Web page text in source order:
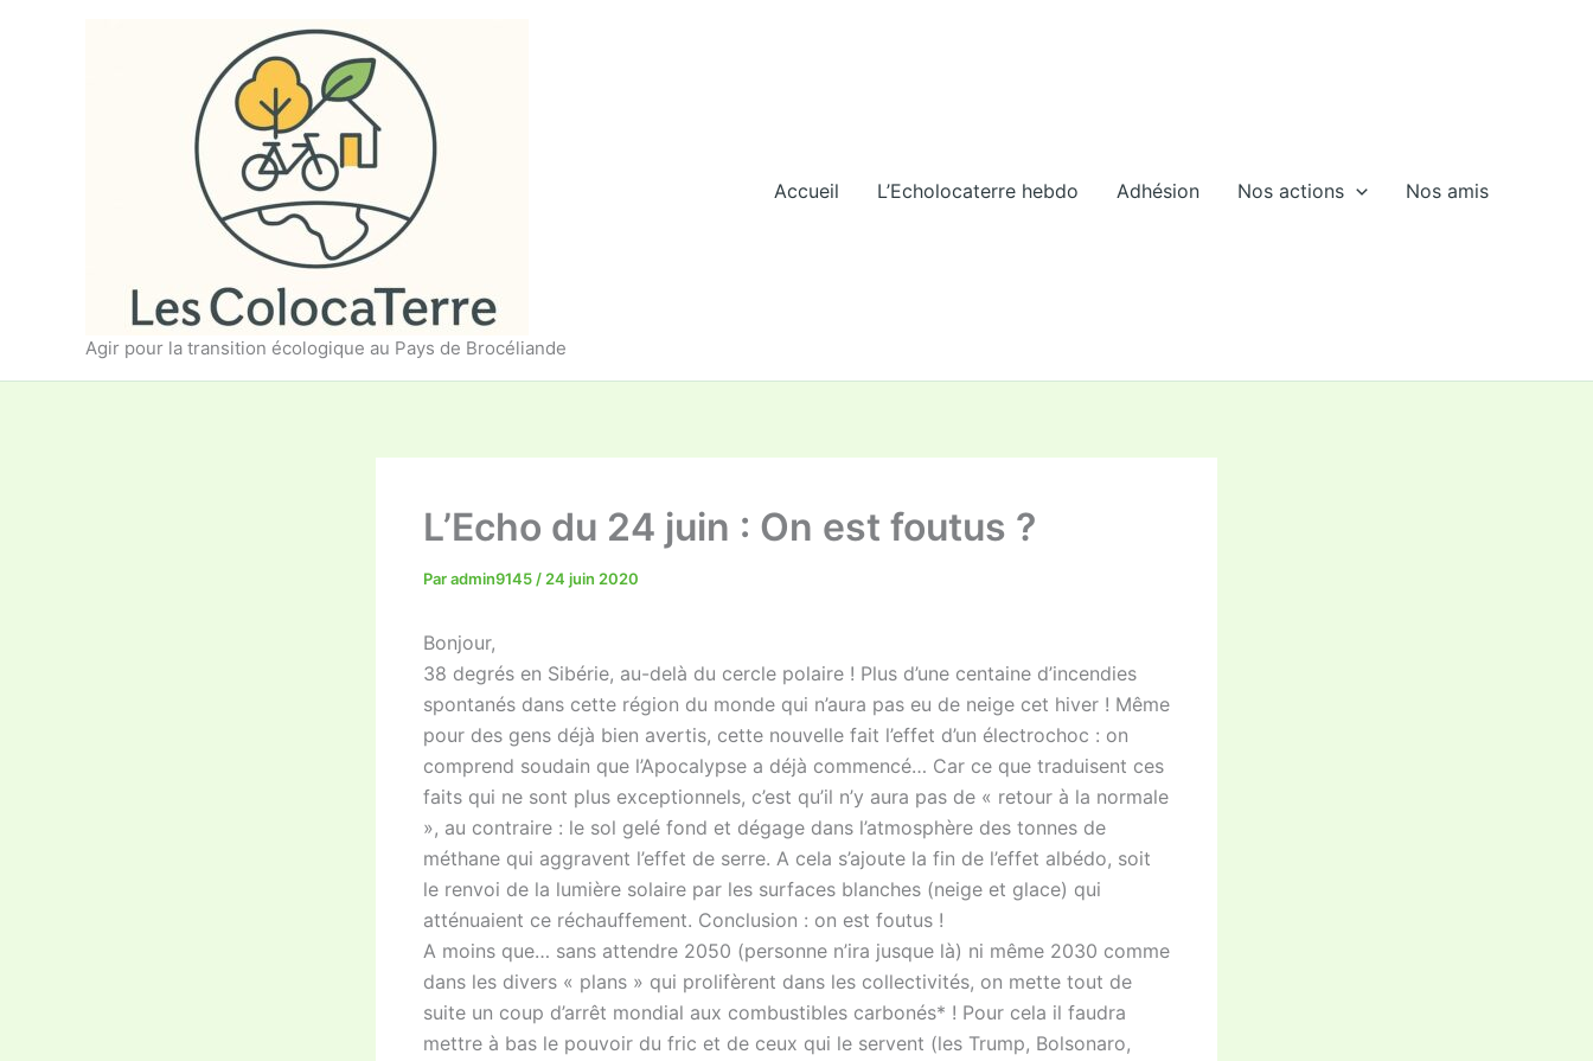
Agir pour la transition écologique au Pays de Brocéliande
Accueil L’Echolocaterre hebdo Adhésion Nos actions Nos amis
L’Echo du 24 juin : On est foutus ?
Paradmin9145 / 24 juin 2020
Bonjour,
38 degrés en Sibérie, au-delà du cercle polaire ! Plus d’une centaine d’incendies
spontanés dans cette région du monde qui n’aura pas eu de neige cet hiver ! Même
pour des gens déjà bien avertis, cette nouvelle fait l’effet d’un électrochoc : on
comprend soudain que l’Apocalypse a déjà commencé… Car ce que traduisent ces
faits qui ne sont plus exceptionnels, c’est qu’il n’y aura pas de « retour à la normale
», au contraire : le sol gelé fond et dégage dans l’atmosphère des tonnes de
méthane qui aggravent l’effet de serre. A cela s’ajoute la fin de l’effet albédo, soit
le renvoi de la lumière solaire par les surfaces blanches (neige et glace) qui
atténuaient ce réchauffement. Conclusion : on est foutus !
A moins que… sans attendre 2050 (personne n’ira jusque là) ni même 2030 comme
dans les divers « plans » qui prolifèrent dans les collectivités, on mette tout de
suite un coup d’arrêt mondial aux combustibles carbonés* ! Pour cela il faudra
mettre à bas le pouvoir du fric et de ceux qui le servent (les Trump, Bolsonaro,